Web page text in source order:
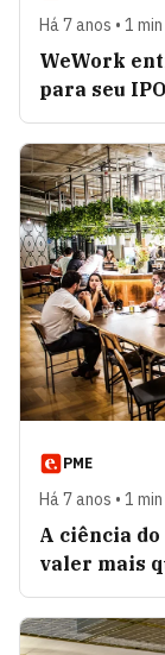
Há 7 anos • 1
WeWork
para seu IPO
PME
Há 7 anos • 1
A ciência
valer mais